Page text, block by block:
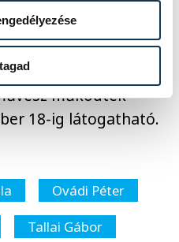
népdalénekes és
működtek
18-ig látogatható.
Ovádi Péter
Tallai Gábor